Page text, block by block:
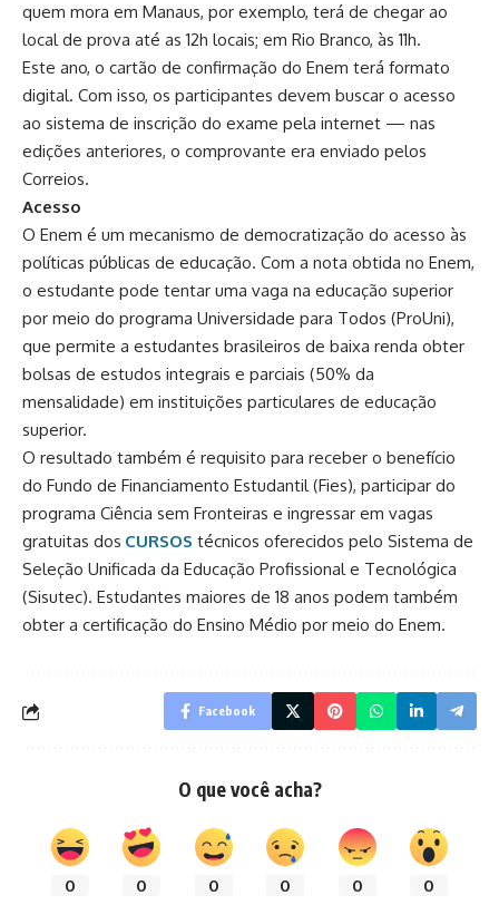
quem mora em Manaus, por exemplo, terá de chegar ao
local de prova até as 12h locais; em Rio Branco, às 11h.
Este ano, o cartão de confirmação do Enem terá formato
digital. Com isso, os participantes devem buscar o acesso
ao sistema de inscrição do exame pela internet — nas
edições anteriores, o comprovante era enviado pelos
Correios.
Acesso
O Enem é um mecanismo de democratização do acesso às
políticas públicas de educação. Com a nota obtida no Enem,
o estudante pode tentar uma vaga na educação superior
por meio do programa Universidade para Todos (ProUni),
que permite a estudantes brasileiros de baixa renda obter
bolsas de estudos integrais e parciais (50% da
mensalidade) em instituições particulares de educação
superior.
O resultado também é requisito para receber o benefício
do Fundo de Financiamento Estudantil (Fies), participar do
programa Ciência sem Fronteiras e ingressar em vagas
gratuitas dos CURSOS técnicos oferecidos pelo Sistema de
Seleção Unificada da Educação Profissional e Tecnológica
(Sisutec). Estudantes maiores de 18 anos podem também
obter a certificação do Ensino Médio por meio do Enem.
Facebook
O que você acha?
0 0 0 0 0 0